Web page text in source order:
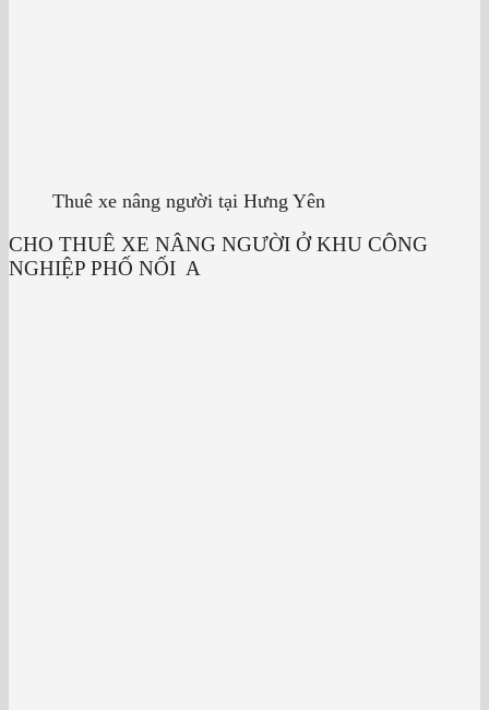
Thuê xe nâng người tại Hưng Yên
CHO THUÊ XE NÂNG NGƯỜI Ở KHU CÔNG
NGHIỆP PHỐ NỐI A